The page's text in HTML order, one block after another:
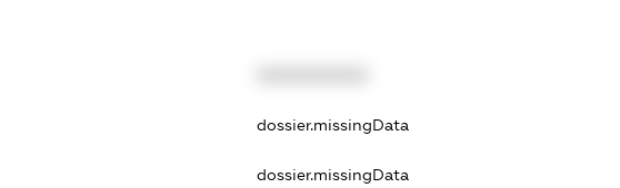
dossier.missingData
dossier.missingData